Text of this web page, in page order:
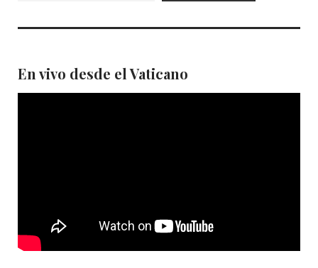
En vivo desde el Vaticano